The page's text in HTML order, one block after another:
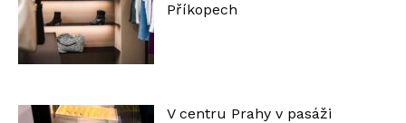
Příkopech
V centru Prahy v pasáži